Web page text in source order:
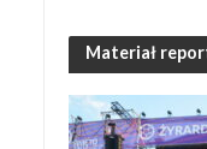
Materiał